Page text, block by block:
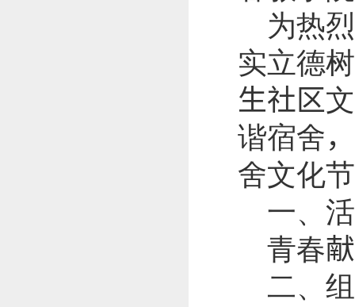
为热
实立德
生社区
谐宿舍，
舍文化
一、
青春
二、